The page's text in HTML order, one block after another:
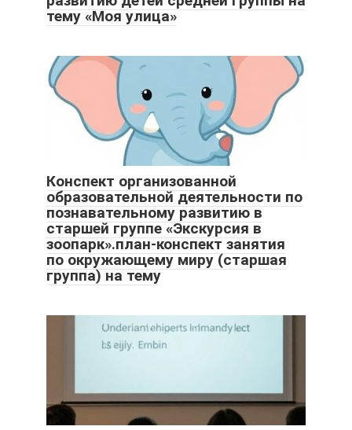
тему «Моя улица»
Конспект организованной
образовательной деятельности по
познавательному развитию в
старшей группе «Экскурсия в
зоопарк».план-конспект занятия
по окружающему миру (старшая
группа) на тему